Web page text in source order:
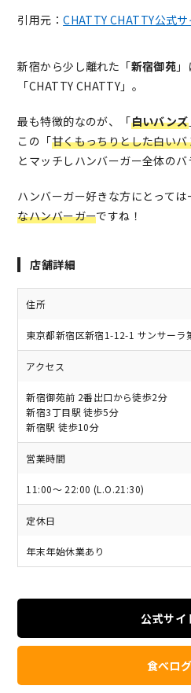
引用元：CHATTY CHATTY公式サ
新宿から少し離れた「新宿御苑
「CHATTY CHATTY」。
最も特徴的なのが、「白いバンズ
この「甘くもっちりとした白い
とマッチしハンバーガー全体のバ
ハンバーガー好きな方にとっては
なハンバーガーですね！
店舗詳細
住所
東京都新宿区新宿1-12-1 サンサーラ
アクセス
新宿御苑前 2番出口から徒歩2分
新宿3丁目駅 徒歩5分
新宿駅 徒歩10分
営業時間
11:00～ 22:00 (L.O.21:30)
定休日
年末年始休業あり
公式サイ
食べログ